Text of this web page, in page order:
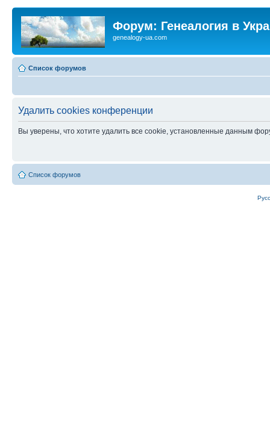
Форум: Генеалогия в
genealogy-ua.com
Список форумов
Удалить cookies конференции
Вы уверены, что хотите удалить все cookie, установленные данным
Список форумов